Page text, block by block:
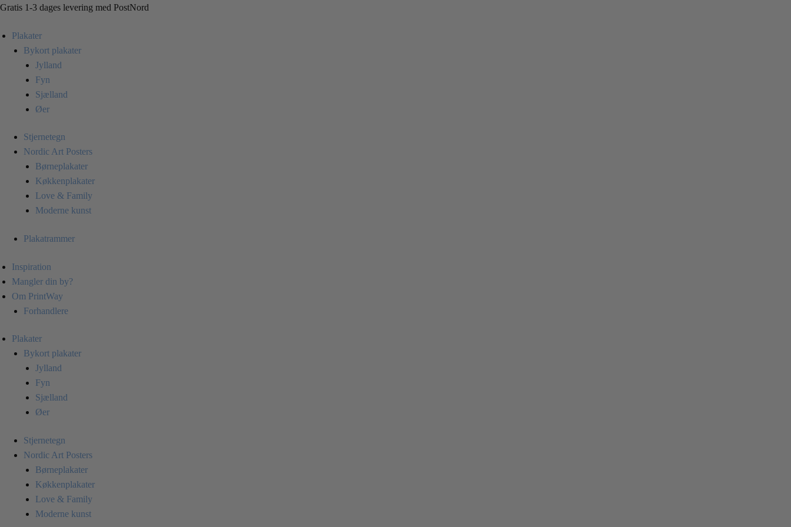
Skip
navigation
Skip
content
Gratis 1-3 dages levering med PostNord
Plakater
Bykort plakater
Jylland
Fyn
Sjælland
Øer
Stjernetegn
Nordic Art Posters
Børneplakater
Køkkenplakater
Love & Family
Moderne kunst
Plakatrammer
Inspiration
Mangler din by?
Om PrintWay
Forhandlere
Plakater
Bykort plakater
Jylland
Fyn
Sjælland
Øer
Stjernetegn
Nordic Art Posters
Børneplakater
Køkkenplakater
Love & Family
Moderne kunst